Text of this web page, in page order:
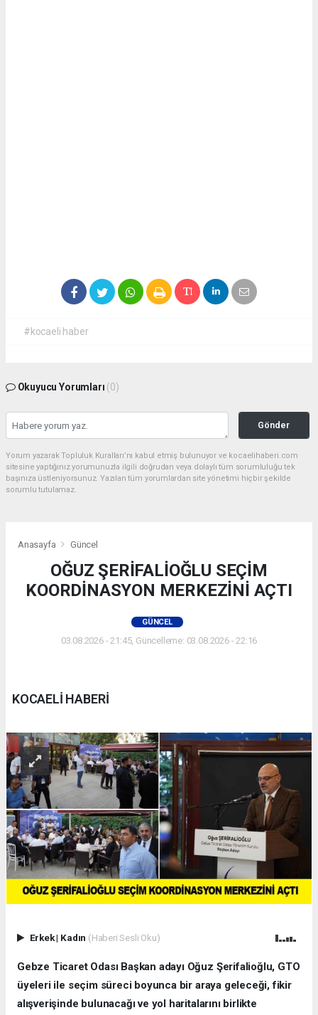
#kocaeli haber
Okuyucu Yorumları (0)
Gönder
Yorum yazarak Topluluk Kuralları’nı kabul etmiş bulunuyor ve kocaelihaberi.com
sitesine yaptığınız yorumunuzla ilgili doğrudan veya dolaylı tüm sorumluluğu tek
başınıza üstleniyorsunuz. Yazılan tüm yorumlardan site yönetimi hiçbir şekilde
sorumlu tutulamaz.
Anasayfa Güncel
OĞUZ ŞERİFALİOĞLU SEÇİM
KOORDİNASYON MERKEZİNİ AÇTI
GÜNCEL
03.08.2026 - 21:45, Güncelleme: 03.08.2026 - 22:16
KOCAELİ HABERİ
Erkek| Kadın (Haberi Sesli Oku)
Gebze Ticaret Odası Başkan adayı Oğuz Şerifalioğlu, GTO
üyeleri ile seçim süreci boyunca bir araya geleceği, fikir
alışverişinde bulunacağı ve yol haritalarını birlikte